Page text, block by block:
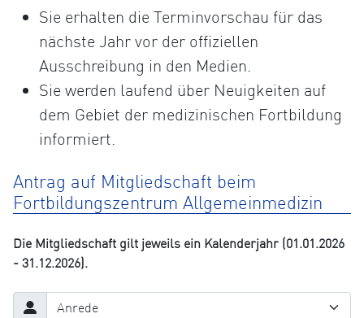
Sie erhalten die Terminvorschau für das
nächste Jahr vor der offiziellen
Ausschreibung in den Medien.
Sie werden laufend über Neuigkeiten auf
dem Gebiet der medizinischen Fortbildung
informiert.
Antrag auf Mitgliedschaft beim
Fortbildungszentrum Allgemeinmedizin
Die Mitgliedschaft gilt jeweils ein Kalenderjahr (01.01.2026
- 31.12.2026).